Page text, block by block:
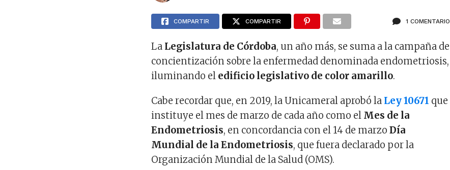
COMPARTIR COMPARTIR 1 COMENTARIO
La Legislatura de Córdoba, un año más, se suma a la campaña de
concientización sobre la enfermedad denominada endometriosis,
iluminando el edificio legislativo de color amarillo.
Cabe recordar que, en 2019, la Unicameral aprobó la Ley 10671 que
instituye el mes de marzo de cada año como el Mes de la
Endometriosis, en concordancia con el 14 de marzoDía
Mundial de la Endometriosis, que fuera declarado por la
Organización Mundial de la Salud (OMS).